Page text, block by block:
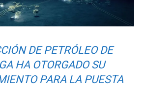
DE PETRÓLEO DE
HA OTORGADO SU
PARA LA PUESTA